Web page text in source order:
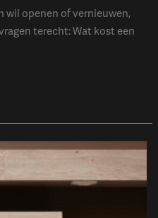
wil openen of vernieuwen,
terecht: Wat kost een